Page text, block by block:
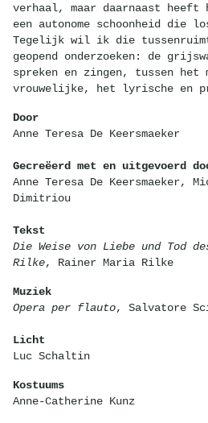
verhaal, maar daarnaast heeft
een autonome schoonheid die
Tegelijk wil ik die
geopend onderzoeken: de
spreken en zingen, tussen het
vrouwelijke, het lyrische en
Door
Anne Teresa De Keersmaeker
Gecreëerd met en uitgevoerd
Anne Teresa De Keersmaeker,
Dimitriou
Tekst
Die Weise von Liebe und Tod
Rilke, Rainer Maria Rilke
Muziek
Opera per flauto, Salvatore
Licht
Luc Schaltin
Kostuums
Anne-Catherine Kunz